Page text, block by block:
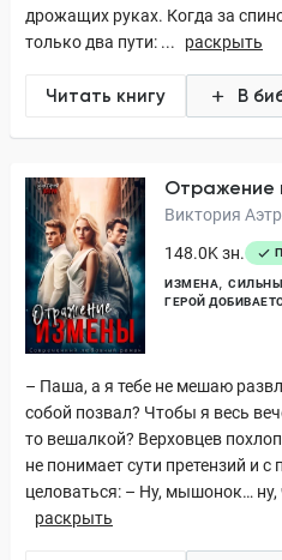
дрожащих руках. Когда за
только два пути: ...
раскрыть
Читать книгу В
Отражение
Виктория
148.0K зн.
ИЗМЕНА
ГЕРОЙ
– Паша, а я тебе не мешаю
собой позвал? Чтобы я весь
то вешалкой? Верховцев
не понимает сути претензий и
целоваться: – Ну, мышонок…
раскрыть